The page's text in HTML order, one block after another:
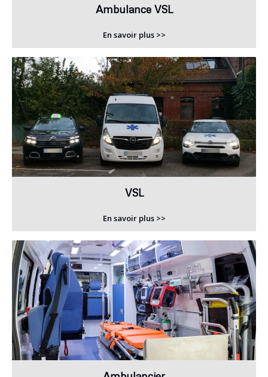
Ambulance VSL
En savoir plus >>
VSL
En savoir plus >>